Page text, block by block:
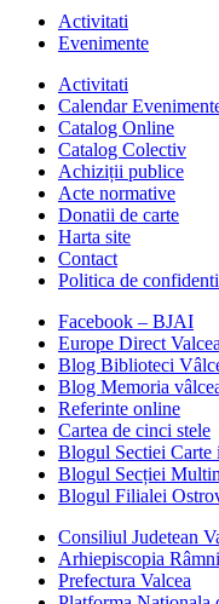
Activitati
Evenimente
Activitati
Calendar
Catalog Online
Catalog Colectiv
Achiziții publice
Acte normative
Donatii de carte
Harta site
Contact
Politica de
Facebook – BJAI
Europe Direct Valcea
Blog Biblioteci
Blog Memoria
Referinte online
Cartea de cinci stele
Blogul Sectiei Carte
Blogul Secției
Blogul Filialei
Consiliul Judetean
Arhiepiscopia
Prefectura Valcea